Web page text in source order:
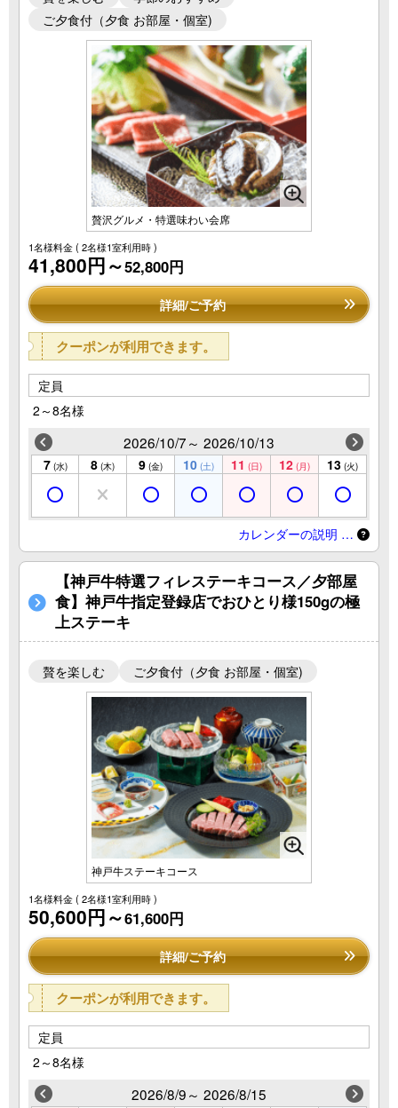
ご夕食付（夕食 お部屋・個室)
贅沢グルメ・特選味わい会席
1名様料金( 2名様1室利用時 )
41,800円～52,800円
詳細/ご予約
クーポンが利用できます。
定員
2～8名様
2026/10/7～ 2026/10/13
7 (水) 8 (木) 9 (金) 10 (土) 11 (日) 12 (月) 13 (火)
カレンダーの説明 …
【神戸牛特選フィレステーキコース／夕部屋
食】神戸牛指定登録店でおひとり様150gの極
上ステーキ
贅を楽しむ ご夕食付（夕食 お部屋・個室)
神戸牛ステーキコース
1名様料金( 2名様1室利用時 )
50,600円～61,600円
詳細/ご予約
クーポンが利用できます。
定員
2～8名様
2026/8/9～ 2026/8/15